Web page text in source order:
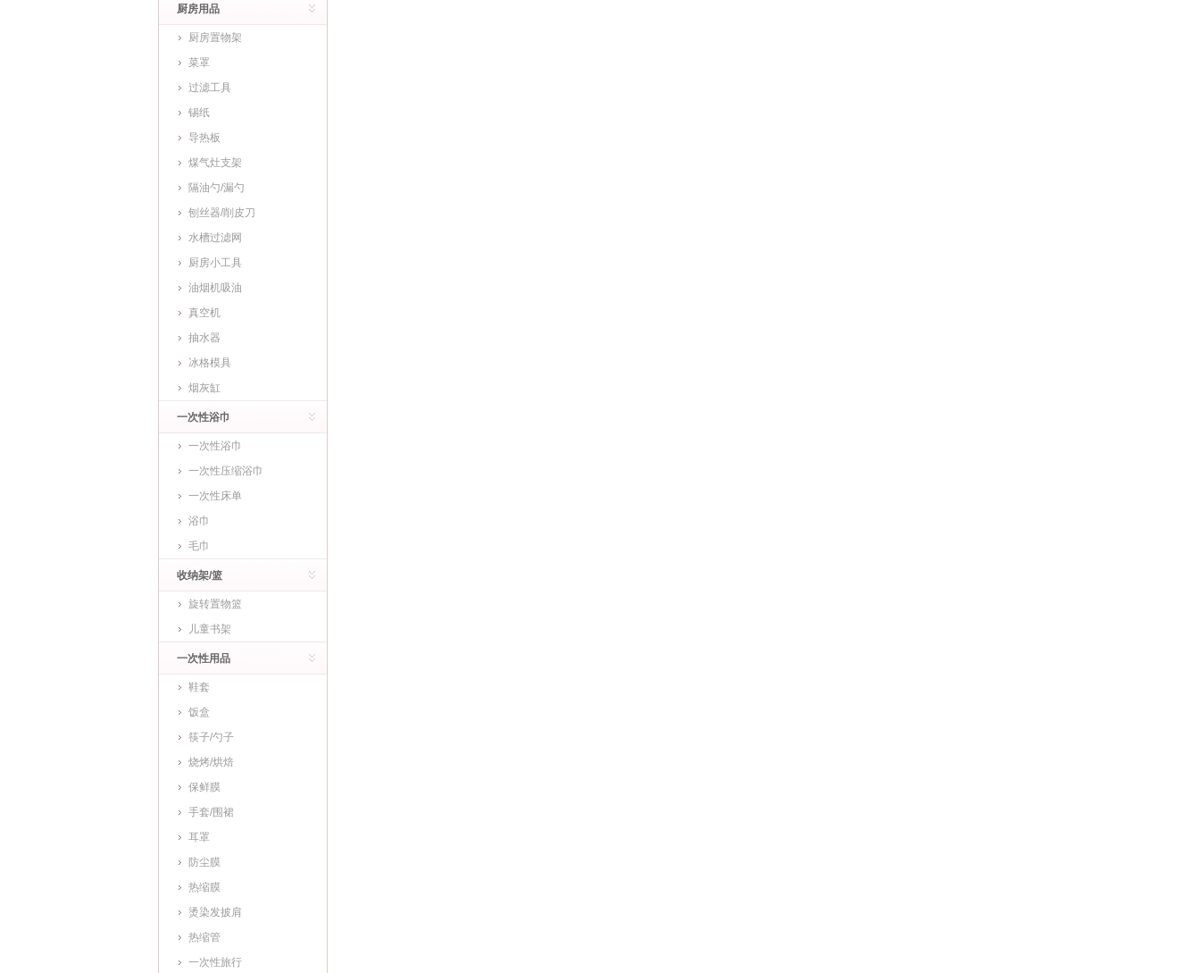
厨房用品
厨房置物架
菜罩
过滤工具
锡纸
导热板
煤气灶支架
隔油勺/漏勺
刨丝器/削皮刀
水槽过滤网
厨房小工具
油烟机吸油
真空机
抽水器
冰格模具
烟灰缸
一次性浴巾
一次性浴巾
一次性压缩浴巾
一次性床单
浴巾
毛巾
收纳架/篮
旋转置物篮
儿童书架
一次性用品
鞋套
饭盒
筷子/勺子
烧烤/烘焙
保鲜膜
手套/围裙
耳罩
防尘膜
热缩膜
烫染发披肩
热缩管
一次性旅行